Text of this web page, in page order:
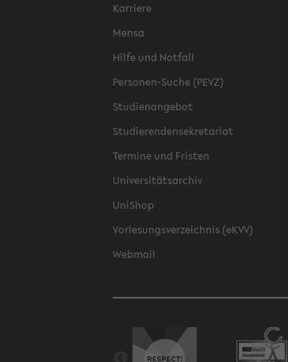
Karriere
Mensa
Hilfe und Notfall
Personen-Suche (PEVZ)
Studienangebot
Studierendensekretariat
Termine und Fristen
Universitätsarchiv
UniShop
Vorlesungsverzeichnis (eKVV)
Webmail